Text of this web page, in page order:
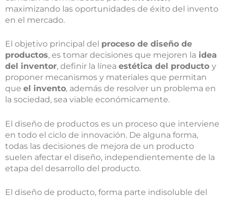
maximizando las oportunidades de éxito del invento
en el mercado.
El objetivo principal del proceso de diseño de
productos, es tomar decisiones que mejoren la idea
del inventor, definir la línea estética del producto y
proponer mecanismos y materiales que permitan
que el invento, además de resolver un problema en
la sociedad, sea viable económicamente.
El diseño de productos es un proceso que interviene
en todo el ciclo de innovación. De alguna forma,
todas las decisiones de mejora de un producto
suelen afectar el diseño, independientemente de la
etapa del desarrollo del producto.
El diseño de producto, forma parte indisoluble del